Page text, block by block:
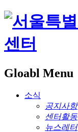
Gloabl Menu
소식
공지사항
센터활동
뉴스레터